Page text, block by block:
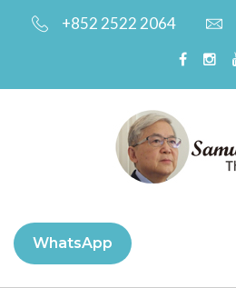
+852 2522 2064
WhatsApp